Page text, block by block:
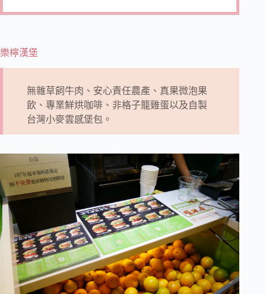
樂檸漢堡
無雜草飼牛肉、安心責任農產、真果微泡果
飲、專業鮮烘咖啡、非格子籠雞蛋以及自製
台灣小麥雲感堡包。